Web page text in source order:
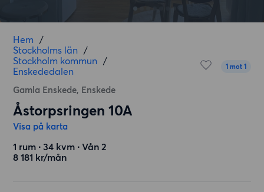
Hem /
Stockholms län /
Stockholm kommun /
Enskededalen
Gamla Enskede, Enskede
1 mot 1
Åstorpsringen 10A
Visa på karta
1 rum ∙ 34 kvm ∙ Vån 2
8 181 kr/mån